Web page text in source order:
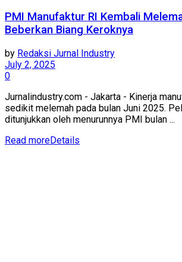
PMI Manufaktur RI Kembali
Beberkan Biang Keroknya
by Redaksi Jurnal Industry
July 2, 2025
0
Jurnalindustry.com - Jakarta - Kinerja
sedikit melemah pada bulan Juni 2025.
ditunjukkan oleh menurunnya PMI bulan ...
Read moreDetails